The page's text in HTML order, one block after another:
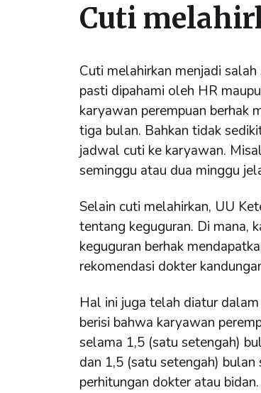
Cuti
Cuti melahirkan menjadi
pasti dipahami oleh HR
karyawan perempuan berhak
tiga bulan. Bahkan tidak
jadwal cuti ke karyawan.
seminggu atau dua minggu
Selain cuti melahirkan, UU
tentang keguguran. Di mana,
keguguran berhak
rekomendasi dokter
Hal ini juga telah diatur
berisi bahwa karyawan
selama 1,5 (satu setengah)
dan 1,5 (satu setengah)
perhitungan dokter atau bidan.